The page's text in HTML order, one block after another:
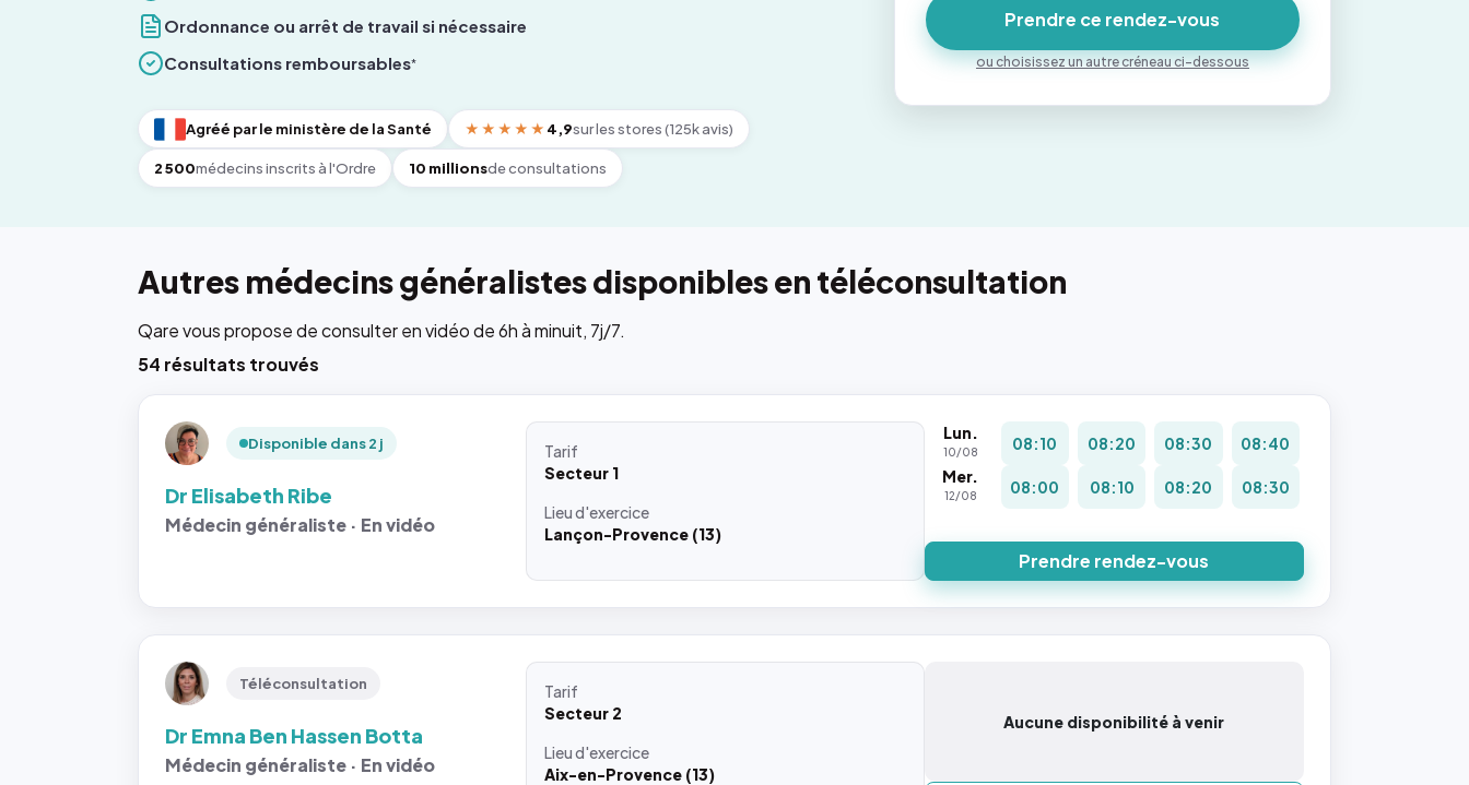
Ordonnance ou arrêt de travail si nécessaire
Consultations remboursables*
Agréé par le ministère de la Santé ★★★★★ 4,9sur les stores (125k avis)
2 500médecins inscrits à l'Ordre 10 millionsde consultations
Prendre ce rendez-vous
ou choisissez un autre créneau ci-dessous
Autres médecins généralistes disponibles en téléconsultation
Qare vous propose de consulter en vidéo de 6h à minuit, 7j/7.
54 résultats trouvés
Disponible dans 2 j
Dr Elisabeth Ribe
Médecin généraliste · En vidéo
Tarif
Secteur 1
Lieud'exercice
Lançon-Provence (13)
Lun.
10/08 08:10 08:20 08:30
08:40
Mer.
12/08 08:00 08:10 08:20 08:30
Prendre rendez-vous
Téléconsultation
Dr Emna Ben Hassen Botta
Médecin généraliste · En vidéo
Tarif
Secteur 2
Lieud'exercice
Aix-en-Provence (13)
Aucune disponibilité à venir